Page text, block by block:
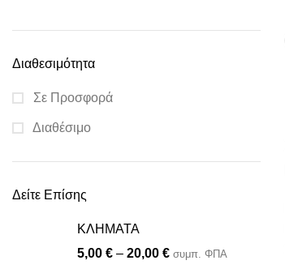
Διαθεσιμότητα
Σε Προσφορά
Διαθέσιμο
Δείτε Επίσης
ΚΛΗΜΑΤΑ
5,00 € – 20,00 € συμπ. ΦΠΑ